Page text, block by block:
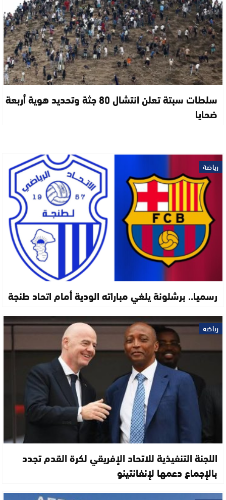
سلطات سبتة تعلن انتشال 80 جثة وتحديد هوية أربعة
ضحايا
رياضة
رسميا.. برشلونة يلغي مباراته الودية أمام اتحاد طنجة
رياضة
اللجنة التنفيذية للاتحاد الإفريقي لكرة القدم تجدد
بالإجماع دعمها لإنفانتينو